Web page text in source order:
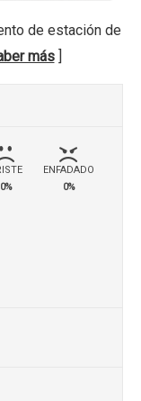
de estación de
más]
0%
ENFADADO
0%